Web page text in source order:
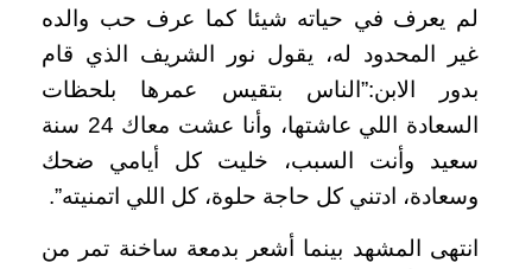
لم يعرف في حياته شيئا كما عرف حب والده
غير المحدود له، يقول نور الشريف الذي قام
بدور الابن:”الناس بتقيس عمرها بلحظات
السعادة اللي عاشتها، وأنا عشت معاك 24 سنة
سعيد وأنت السبب، خليت كل أيامي ضحك
وسعادة، ادتني كل حاجة حلوة، كل اللي اتمنيته”.
انتهى المشهد بينما أشعر بدمعة ساخنة تمر من